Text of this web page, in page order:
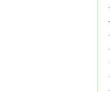
·
·
·
·
·
·